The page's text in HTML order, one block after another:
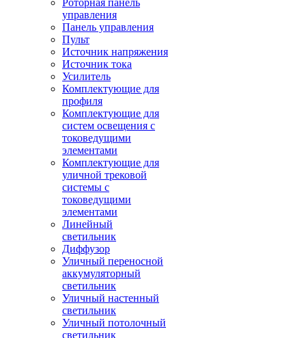
Роторная панель
управления
Панель управления
Пульт
Источник напряжения
Источник тока
Усилитель
Комплектующие для
профиля
Комплектующие для
систем освещения с
токоведущими
элементами
Комплектующие для
уличной трековой
системы с
токоведущими
элементами
Линейный
светильник
Диффузор
Уличный переносной
аккумуляторный
светильник
Уличный настенный
светильник
Уличный потолочный
светильник